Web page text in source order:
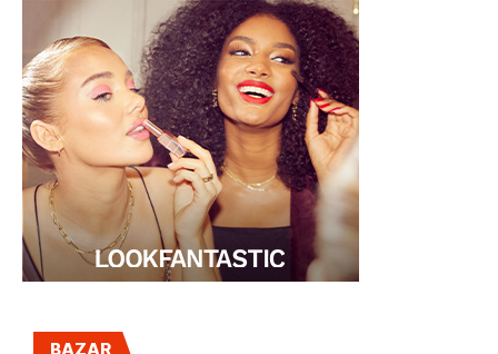
BAZAR